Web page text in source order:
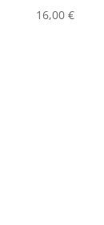
16,00 €